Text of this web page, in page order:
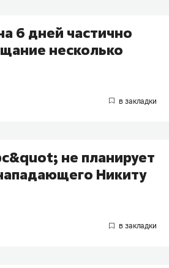
6 дней частично
несколько
не планирует
Никиту